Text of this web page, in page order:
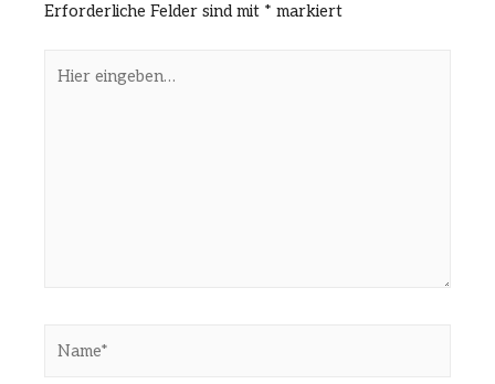
Erforderliche Felder sind mit * markiert
eingeben…